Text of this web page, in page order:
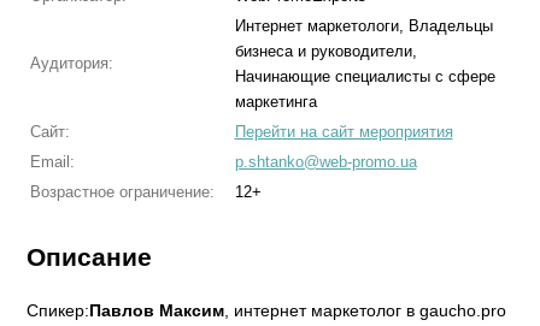
Аудитория:
Интернет маркетологи, Владельцы
бизнеса и руководители,
Начинающие специалисты с сфере
маркетинга
Сайт:
Перейти на сайт мероприятия
Email:
p.shtanko@web-promo.ua
Возрастное ограничение:
12+
Описание
Спикер:Павлов Максим, интернет маркетолог в gaucho.pro